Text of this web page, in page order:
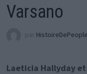
Varsano
par HistoireDePeople
Laeticia Hallyday et